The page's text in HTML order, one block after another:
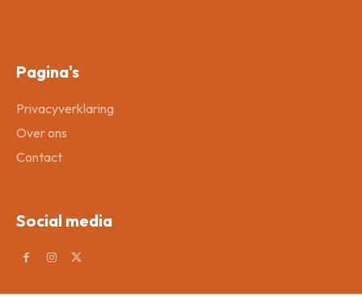
Pagina's
Privacyverklaring
Over ons
Contact
Social media